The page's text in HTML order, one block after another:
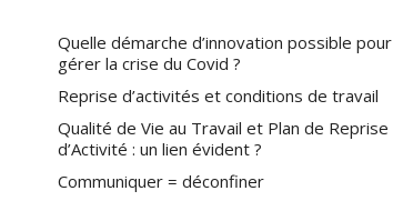
Quelle démarche d’innovation possible pour
gérer la crise du Covid ?
Reprise d’activités et conditions de travail
Qualité de Vie au Travail et Plan de Reprise
d’Activité : un lien évident ?
Communiquer = déconfiner